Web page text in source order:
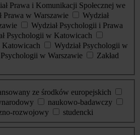
Prawa i Komunikacji Społecznej we
Prawa w Warszawie
Wydział
Wydział Psychologii i Prawa
Psychologii w Katowicach
Katowicach
Wydział Psychologii w
w Warszawie
Zakład
ze środków europejskich
naukowo-badawczy
rozwojowy
studencki